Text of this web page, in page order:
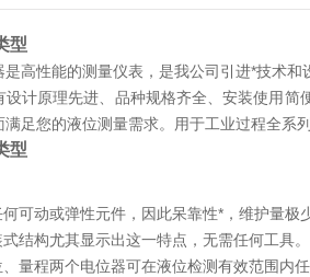
型
性能的测量仪表，是我公司引进*技术和
设计原理先进、品种规格齐全、安装使用
足您的液位测量需求。用于工业过程全系
型
动或弹性元件，因此呆靠性*，维护量极少
构尤其显示出这一特点，无需任何工具。
程两个电位器可在液位检测有效范围内任